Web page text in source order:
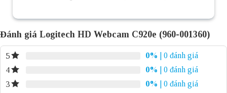
Đánh giá Logitech HD Webcam C920e (960-001360)
5 0%
| 0 đánh giá
4
0%
| 0 đánh giá
3
0%
| 0 đánh giá